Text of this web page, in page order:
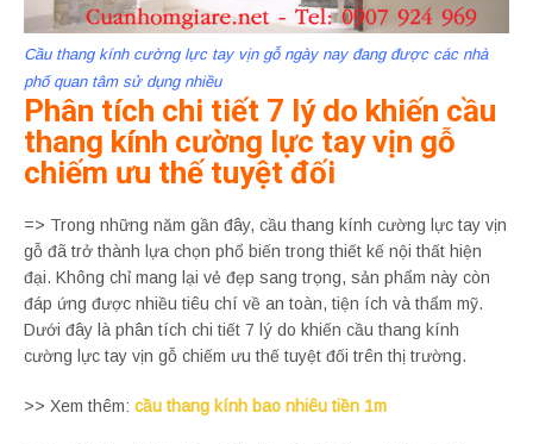
Cầu thang kính cường lực tay vịn gỗ ngày nay đang được các nhà
phố quan tâm sử dụng nhiều
Phân tích chi tiết 7 lý do khiến cầu
thang kính cường lực tay vịn gỗ
chiếm ưu thế tuyệt đối
=> Trong những năm gần đây, cầu thang kính cường lực tay vịn
gỗ đã trở thành lựa chọn phổ biến trong thiết kế nội thất hiện
đại. Không chỉ mang lại vẻ đẹp sang trọng, sản phẩm này còn
đáp ứng được nhiều tiêu chí về an toàn, tiện ích và thẩm mỹ.
Dưới đây là phân tích chi tiết 7 lý do khiến cầu thang kính
cường lực tay vịn gỗ chiếm ưu thế tuyệt đối trên thị trường.
>> Xem thêm: cầu thang kính bao nhiêu tiền 1m